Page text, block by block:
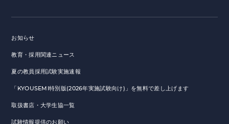
お知らせ
教育・採用関連ニュース
夏の教員採用試験実施速報
「KYOUSEMI特別版(2026年実施試験向け)」を無料で差し上げます
取扱書店・大学生協一覧
試験情報提供のお願い